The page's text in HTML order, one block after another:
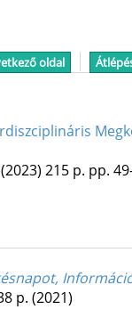
oldal
(2023) 215 p. pp.
p. (2021)